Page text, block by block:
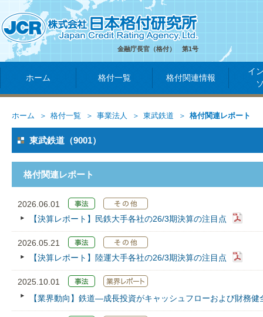
金融庁長官（格付） 第1号
ホーム 格付一覧 格付関連情報
イ
ホーム 格付一覧 事業法人 東武鉄道 格付関連レポート
東武鉄道（9001）
格付関連レポート
2026.06.01
【決算レポート】民鉄大手各社の26/3期決算の注目点
2026.05.21
【決算レポート】陸運大手各社の26/3期決算の注目点
2025.10.01
【業界動向】鉄道—成長投資がキャッシュフローおよび財務